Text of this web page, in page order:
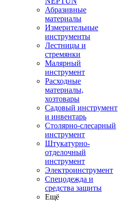
Абразивные
материалы
Измерительные
инструменты
Лестницы и
стремянки
Малярный
инструмент
Расходные
материалы,
хозтовары
Садовый инструмент
и инвентарь
Столярно-слесарный
инструмент
Штукатурно-
отделочный
инструмент
Электроинструмент
Спецодежда и
средства защиты
Ещё